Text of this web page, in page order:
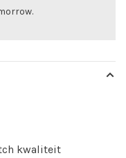
kwaliteit